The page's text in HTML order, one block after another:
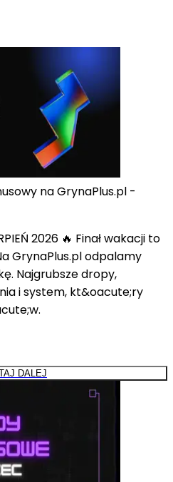
na GrynaPlus.pl -
2026 🔥 Finał wakacji to
GrynaPlus.pl odpalamy
Najgrubsze dropy,
i system, kt&oacute;ry
DALEJ